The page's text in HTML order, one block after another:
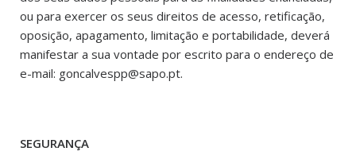
ou para exercer os seus direitos de acesso, retificação,
oposição, apagamento, limitação e portabilidade, deverá
manifestar a sua vontade por escrito para o endereço de
e-mail: goncalvespp@sapo.pt.
SEGURANÇA